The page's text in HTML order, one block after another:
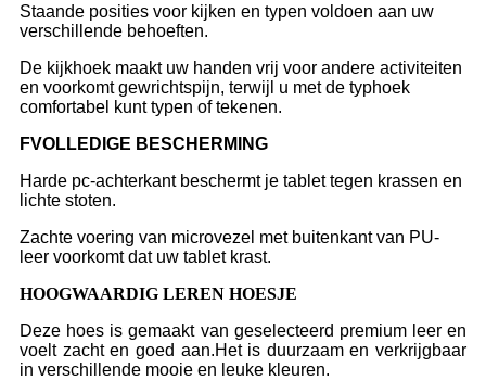
Staande posities voor kijken en typen voldoen aan uw
verschillende behoeften.
De kijkhoek maakt uw handen vrij voor andere activiteiten
en voorkomt gewrichtspijn, terwijl u met de typhoek
comfortabel kunt typen of tekenen.
FVOLLEDIGE BESCHERMING
Harde pc-achterkant beschermt je tablet tegen krassen en
lichte stoten.
Zachte voering van microvezel met buitenkant van PU-
leer voorkomt dat uw tablet krast.
HOOGWAARDIG LEREN HOESJE
Deze hoes is gemaakt van geselecteerd premium leer en
voelt zacht en goed aan.Het is duurzaam en verkrijgbaar
in verschillende mooie en leuke kleuren.